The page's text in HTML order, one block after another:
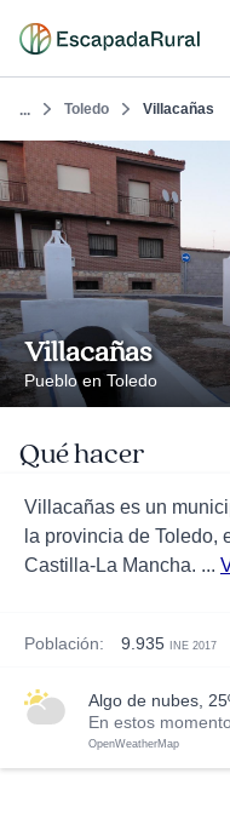
... Toledo Villacañas
Villacañas
Pueblo en Toledo
Qué hacer
Villacañas es un
la provincia de Toledo,
Castilla-La Mancha. ...
Población: 9.935 INE 2017
algo de nubes,
En estos
OpenWeatherMap